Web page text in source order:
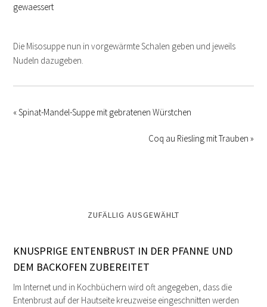
Die Misosuppe nun in vorgewärmte Schalen geben und jeweils
Nudeln dazugeben.
« Spinat-Mandel-Suppe mit gebratenen Würstchen
Coq au Riesling mit Trauben »
ZUFÄLLIG AUSGEWÄHLT
KNUSPRIGE ENTENBRUST IN DER PFANNE UND
DEM BACKOFEN ZUBEREITET
Im Internet und in Kochbüchern wird oft angegeben, dass die
Entenbrust auf der Hautseite kreuzweise eingeschnitten werden